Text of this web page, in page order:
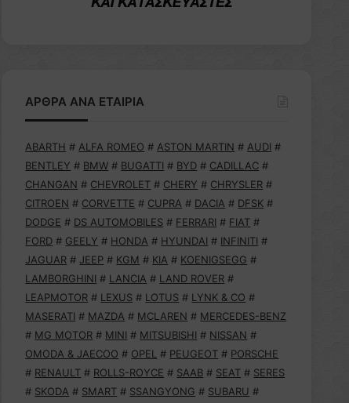
ΑΡΘΡΑ ΑΝΑ ΕΤΑΙΡΙΑ
ABARTH # ALFA ROMEO # ASTON MARTIN # AUDI #
BENTLEY # BMW # BUGATTI # BYD # CADILLAC #
CHANGAN # CHEVROLET # CHERY # CHRYSLER #
CITROEN # CORVETTE # CUPRA # DACIA # DFSK #
DODGE # DS AUTOMOBILES # FERRARI # FIAT #
FORD # GEELY # HONDA # HYUNDAI # INFINITI #
JAGUAR # JEEP # KGM # KIA # KOENIGSEGG #
LAMBORGHINI # LANCIA # LAND ROVER #
LEAPMOTOR # LEXUS # LOTUS # LYNK & CO #
MASERATI # MAZDA # MCLAREN # MERCEDES-BENZ
# MG MOTOR # MINI # MITSUBISHI # NISSAN #
OMODA & JAECOO # OPEL # PEUGEOT # PORSCHE
# RENAULT # ROLLS-ROYCE # SAAB # SEAT # SERES
# SKODA # SMART # SSANGYONG # SUBARU #